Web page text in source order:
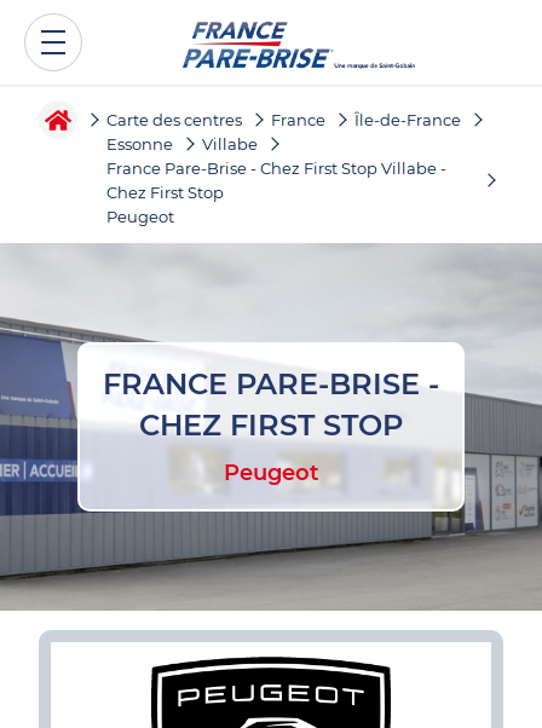
Carte des centres France
Île-de-France
Essonne
Villabe
France Pare-Brise - Chez First Stop Villabe -
Chez First Stop
Peugeot
FRANCE PARE-BRISE -
CHEZ FIRST STOP
Peugeot